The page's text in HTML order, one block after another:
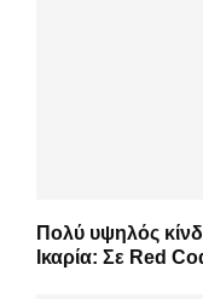
Πολύ υψηλός
Ικαρία: Σε Red